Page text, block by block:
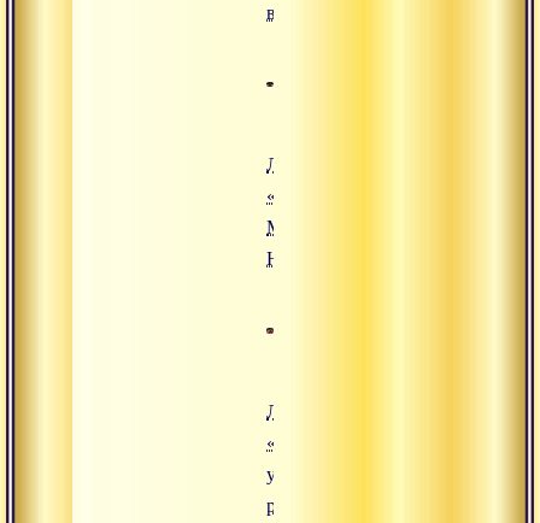
вечер
Лекция
«Шравана,
Манана,
Нидидхьясана»
Лекция
«Четыре
уровня
реальности»